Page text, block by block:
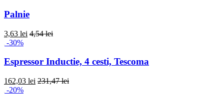
Palnie
3,63 lei 4,54 lei
-30%
Espressor Inductie, 4 cesti, Tescoma
162,03 lei 231,47 lei
-20%